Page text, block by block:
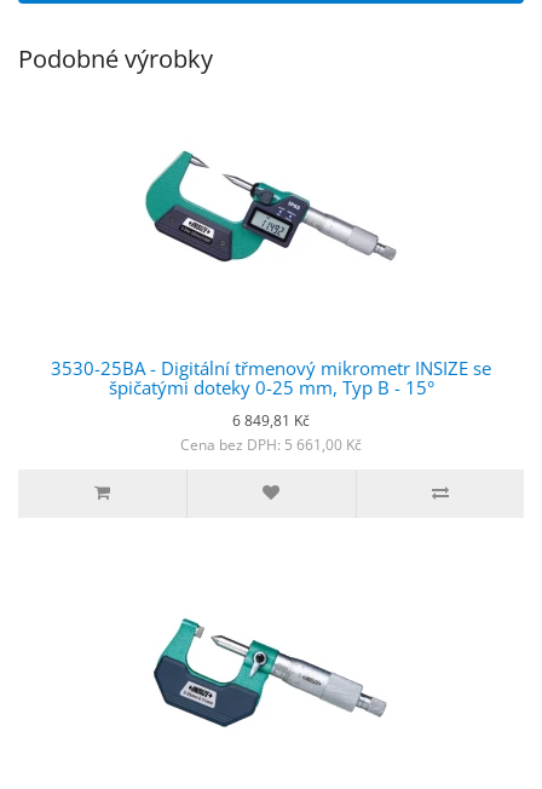
Podobné výrobky
3530-25BA - Digitální třmenový mikrometr INSIZE se
špičatými doteky 0-25 mm, Typ B - 15°
6 849,81 Kč
Cena bez DPH: 5 661,00 Kč